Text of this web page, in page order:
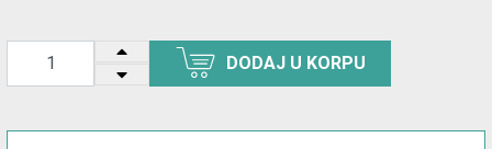
Registracija
korisnika
DODAJ U KORPU